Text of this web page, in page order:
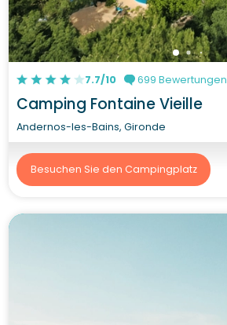
7.7/10 699 Bewertungen
Camping Fontaine Vieille
Andernos-les-Bains, Gironde
Besuchen Sie den Campingplatz